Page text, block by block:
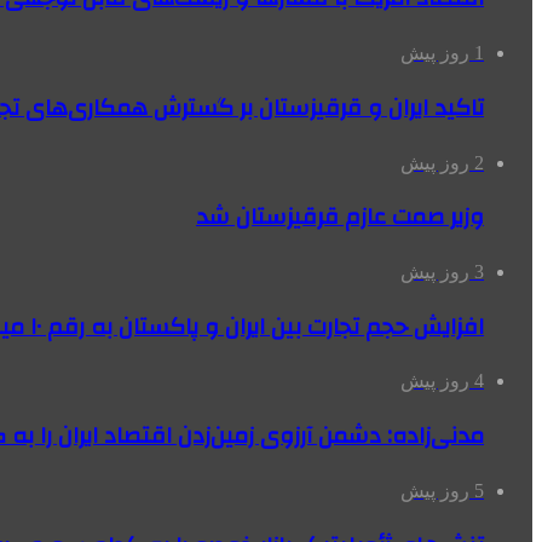
1 روز پیش
تاکید ایران و قرقیزستان بر گسترش همکاری‌های
2 روز پیش
وزیر صمت عازم قرقیزستان شد
3 روز پیش
افزایش حجم تجارت بین ایران و پاکستان به رقم ۱۰ میلیارد دلار
4 روز پیش
مدنی‌زاده: دشمن آرزوی زمین‌زدن اقتصاد ایران را
5 روز پیش